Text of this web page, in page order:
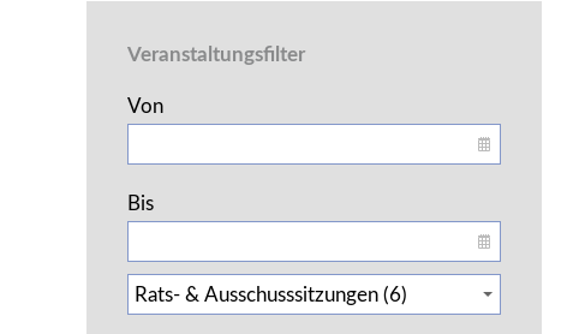
Veranstaltungsfilter
Von
Bis